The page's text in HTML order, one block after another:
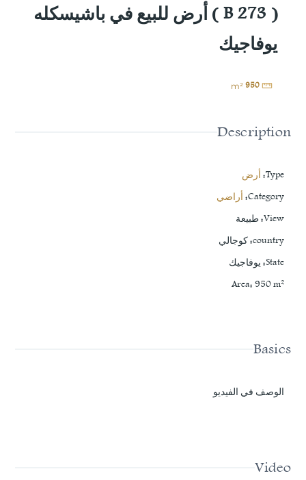
( B 273 ) أرض للبيع في باشيسكله
يوفاجيك
950
m²
Description
Type
: أرض
Category
: أراضي
View
:طبيعة
country
:كوجالي
State
: يوفاجيك
Area: 950m²
Basics
الوصف في الفيديو
Video